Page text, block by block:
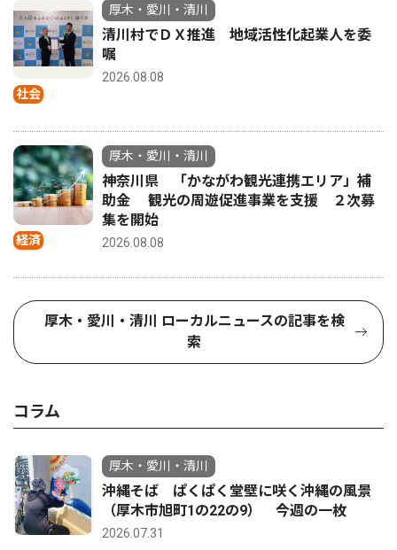
社会
厚木・愛川・清川
清川村でＤＸ推進 地域活性化起業人を委
嘱
2026.08.08
経済
厚木・愛川・清川
神奈川県 「かながわ観光連携エリア」補
助金 観光の周遊促進事業を支援 ２次募
集を開始
2026.08.08
厚木・愛川・清川 ローカルニュースの記事を検
索
コラム
厚木・愛川・清川
沖縄そば ぱくぱく堂壁に咲く沖縄の風景
（厚木市旭町1の22の9） 今週の一枚
2026.07.31